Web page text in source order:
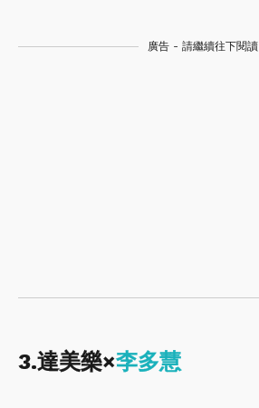
廣告 - 請繼續往下閱讀
3.達美樂×李多慧